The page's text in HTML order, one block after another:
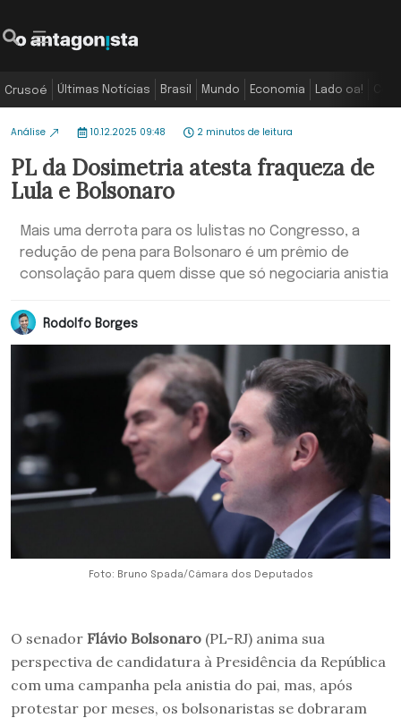
Crusoé Últimas Notícias Brasil Mundo Economia Lado oa!
Análise 10.12.2025 09:48 2 minutos de leitura
PL da Dosimetria atesta fraqueza de
Lula e Bolsonaro
Mais uma derrota para os lulistas no Congresso, a
redução de pena para Bolsonaro é um prêmio de
consolação para quem disse que só negociaria anistia
Rodolfo Borges
Foto: Bruno Spada/Câmara dos Deputados
O senador Flávio Bolsonaro (PL-RJ) anima sua
perspectiva de candidatura à Presidência da República
com uma campanha pela anistia do pai, mas, após
protestar por meses, os bolsonaristas se dobraram